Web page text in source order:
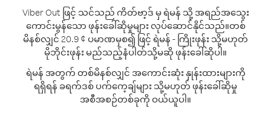
Viber Out ဖြင့် သင်သည် ကိတ်ဗာ့ဒ် မှ ရဲမန် သို့ အရည်အသွေး
ကောင်းမွန်သော ဖုန်းခေါ်ဆိုမှုများ လုပ်ဆောင်နိုင်သည်။တစ်
မိနစ်လျှင် 20.9 ¢ ပမာဏမှစ၍ ဖြင့် ရဲမန် - ကြိုးဖုန်း သို့မဟုတ်
မိုဘိုင်းဖုန်း မည်သည့်နံပါတ်သို့မဆို ဖုန်းခေါ်ဆိုပါ။
ရဲမန် အတွက် တစ်မိနစ်လျှင် အကောင်းဆုံး နှုန်းထားများကို
ရရှိရန် ခရက်ဒစ် ပက်ကေ့ချ်များ သို့မဟုတ် ဖုန်းခေါ်ဆိုမှု
အစီအစဉ်တစ်ခုကို ဝယ်ယူပါ။